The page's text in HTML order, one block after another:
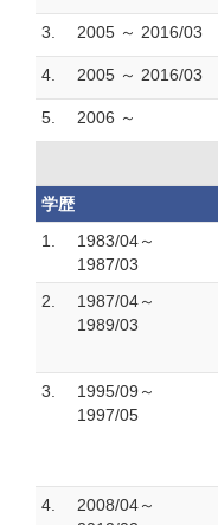
3. 2005 ～ 2016/03
4. 2005 ～ 2016/03
5. 2006 ～
学歴
1.
1983/04～
1987/03
2.
1987/04～
1989/03
3.
1995/09～
1997/05
4.
2008/04～